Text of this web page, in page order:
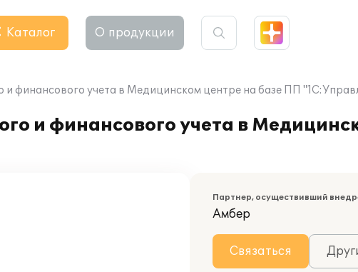
Каталог О продукции
и финансового учета в Медицинском центре на базе ПП
и финансового учета в
Партнер, осуществивший
Амбер
Связаться